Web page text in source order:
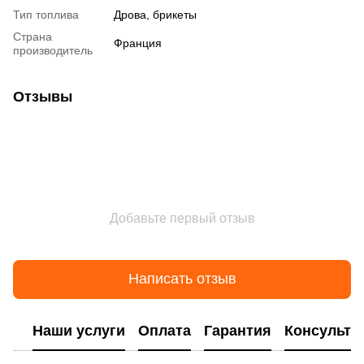
Тип топлива
Дрова, брикеты
Страна
производитель
Франция
Отзывы
Добавьте первый отзыв
Написать отзыв
Наши услуги Оплата Гарантия